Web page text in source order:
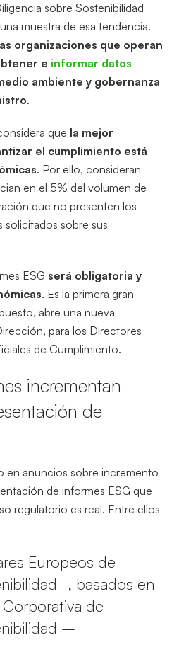
sobre Sostenibilidad
muestra de esa tendencia.
organizaciones que operan
e informar datos
ambiente y gobernanza
.
que la mejor
el cumplimiento está
. Por ello, consideran
en el 5% del volumen de
que no presenten los
solicitados sobre sus
ESG será obligatoria y
. Es la primera gran
abre una nueva
para los Directores
de Cumplimiento.
incrementan
de
en anuncios sobre incremento
de informes ESG que
regulatorio es real. Entre ellos
Europeos de
-, basados en
de
–